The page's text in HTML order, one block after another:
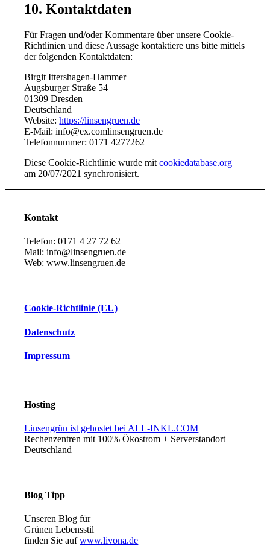
10. Kontaktdaten
Für Fragen und/oder Kommentare über unsere Cookie-
Richtlinien und diese Aussage kontaktiere uns bitte mittels
der folgenden Kontaktdaten:
Birgit Ittershagen-Hammer
Augsburger Straße 54
01309 Dresden
Deutschland
Website:https://linsengruen.de
E-Mail:info@ex.comlinsengruen.de
Telefonnummer: 0171 4277262
Diese Cookie-Richtlinie wurde mitcookiedatabase.org
am 20/07/2021 synchronisiert.
Kontakt
Telefon: 0171 4 27 72 62
Mail: info@linsengruen.de
Web: www.linsengruen.de
Cookie-Richtlinie (EU)
Datenschutz
Impressum
Hosting
Linsengrün ist gehostet bei ALL-INKL.COM
Rechenzentren mit 100% Ökostrom + Serverstandort
Deutschland
Blog Tipp
Unseren Blog für
Grünen Lebensstil
finden Sie aufwww.livona.de